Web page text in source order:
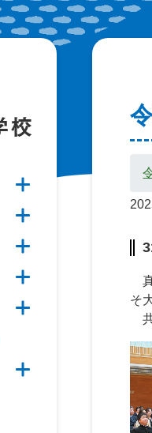
要覧の子ページ一覧
年間行事の子ページ
学校報の子ページ
生徒会活動の子ペ
部活動の子ページ
過年度の活動の子
真
そ
共